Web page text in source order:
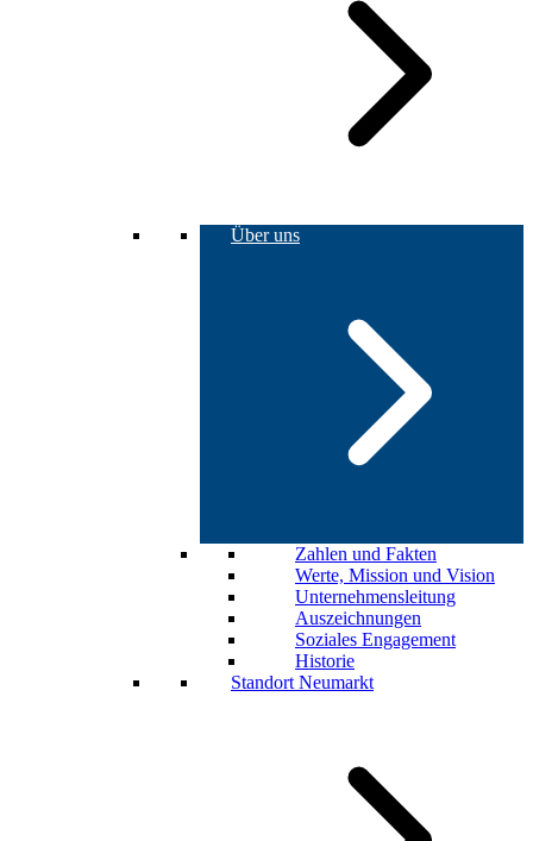
Über uns
Zahlen und Fakten
Werte, Mission und Vision
Unternehmensleitung
Auszeichnungen
Soziales Engagement
Historie
Standort Neumarkt